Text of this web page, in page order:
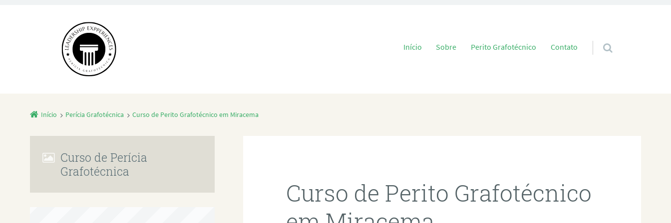
Pular para o conteúdo
Início Sobre Perito Grafotécnico Contato
Início Perícia Grafotécnica Curso de Perito Grafotécnico em Miracema
Curso de Perito Grafotécnico
Curso de Perícia
Grafotécnica